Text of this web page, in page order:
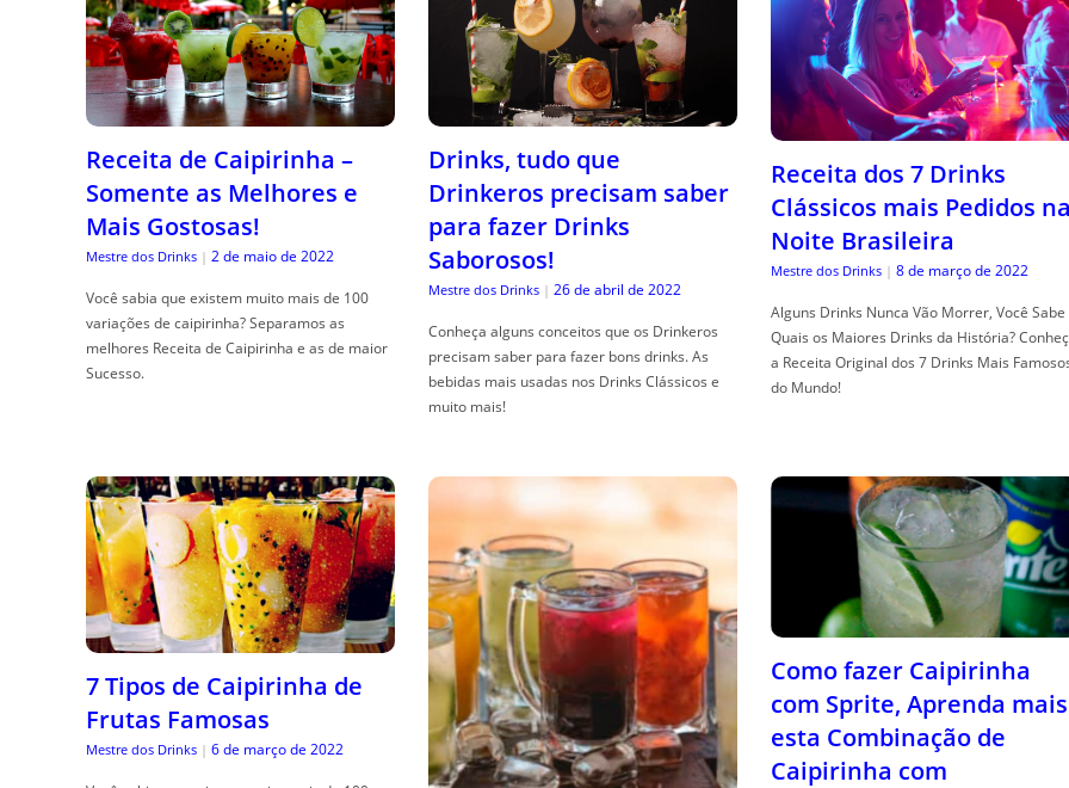
Receita de Caipirinha –
Somente as Melhores e
Mais Gostosas!
Mestre dos Drinks | 2 de maio de 2022
Você sabia que existem muito mais de 100
variações de caipirinha? Separamos as
melhores Receita de Caipirinha e as de maior
Sucesso.
Drinks, tudo que
Drinkeros precisam saber
para fazer Drinks
Saborosos!
Mestre dos Drinks | 26 de abril de 2022
Conheça alguns conceitos que os Drinkeros
precisam saber para fazer bons drinks. As
bebidas mais usadas nos Drinks Clássicos e
muito mais!
Receita dos 7 Drinks
Clássicos mais Pedidos
Noite Brasileira
Mestre dos Drinks | 8 de março de 2022
Alguns Drinks Nunca Vão Morrer, Você Sabe
Quais os Maiores Drinks da História?
a Receita Original dos 7 Drinks Mais
do Mundo!
7 Tipos de Caipirinha de
Frutas Famosas
Mestre dos Drinks | 6 de março de 2022
Como fazer Caipirinha
com Sprite, Aprenda mais
esta Combinação de
Caipirinha com